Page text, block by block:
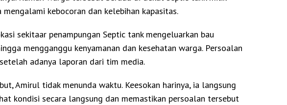
kebocoran dan kelebihan kapasitas.
sekitaar penampungan Septic tank mengeluarkan bau
mengganggu kenyamanan dan kesehatan warga. Persoalan
adanya laporan dari tim media.
Amirul tidak menunda waktu. Keesokan harinya, ia langsung
kondisi secara langsung dan memastikan persoalan tersebut